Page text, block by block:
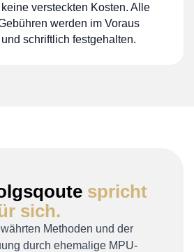
versteckten Kosten. Alle
werden im Voraus
schriftlich festgehalten.
spricht
sich.
Methoden und der
durch ehemalige MPU-